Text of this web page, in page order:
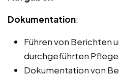
Dokumentation:
Führen von Berichten
durchgeführten
Dokumentation von